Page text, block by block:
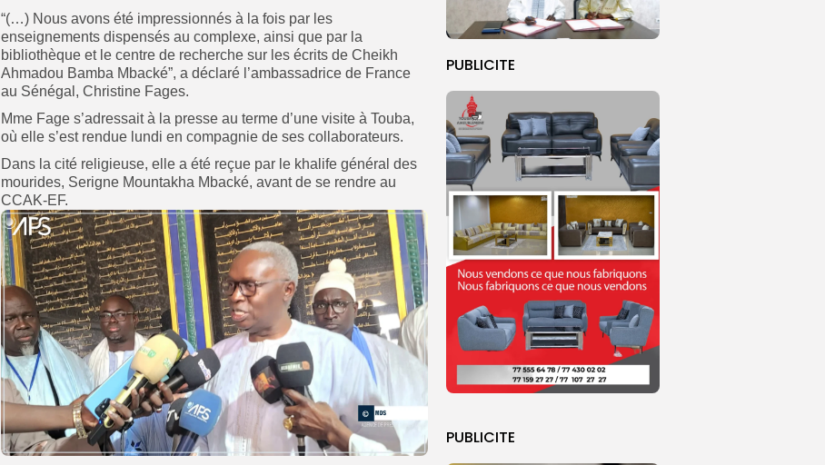
PUBLICITE
PUBLICITE
“(…) Nous avons été impressionnés à la fois par les
enseignements dispensés au complexe, ainsi que par la
bibliothèque et le centre de recherche sur les écrits de Cheikh
Ahmadou Bamba Mbacké”, a déclaré l’ambassadrice de France
au Sénégal, Christine Fages.
Mme Fage s’adressait à la presse au terme d’une visite à Touba,
où elle s’est rendue lundi en compagnie de ses collaborateurs.
Dans la cité religieuse, elle a été reçue par le khalife général des
mourides, Serigne Mountakha Mbacké, avant de se rendre au
CCAK-EF.